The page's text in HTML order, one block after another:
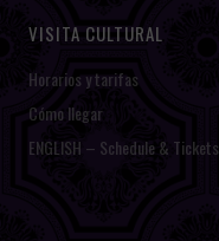
VISITA CULTURAL
Horarios y tarifas
Cómo llegar
ENGLISH – Schedule & Tickets